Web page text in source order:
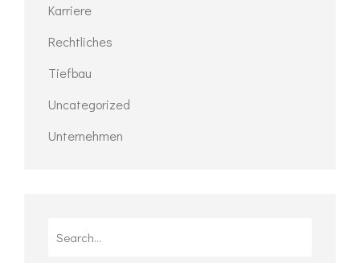
Karriere
Rechtliches
Tiefbau
Uncategorized
Unternehmen